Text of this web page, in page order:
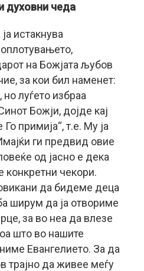
духовни чеда
истакнува
на Божјата љубов
за кои бил наменет:
луѓето избраа
Божји, дојде кај
примија“, т.е. Му ја
ги предвид овие
од јасно е дека
чекори.
да бидеме деца
ширум да ја отвориме
за во неа да влезе
што во нашите
Евангелието. За да
трајно да живее меѓу